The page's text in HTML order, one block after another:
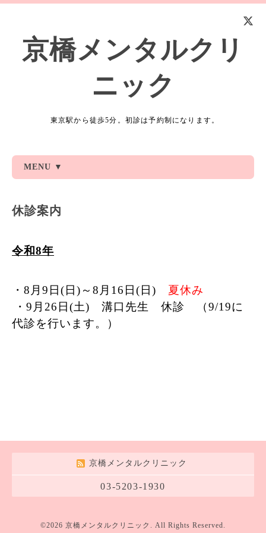
京橋メンタルクリ
ニック
東京駅から徒歩5分。初診は予約制になります。
MENU ▼
休診案内
令和8年
・8月9日(日)～8月16日(日) 夏休み
・9月26日(土) 溝口先生 休診 （9/19に
代診を行います。）
京橋メンタルクリニック
03-5203-1930
©2026 京橋メンタルクリニック . All Rights Reserved.